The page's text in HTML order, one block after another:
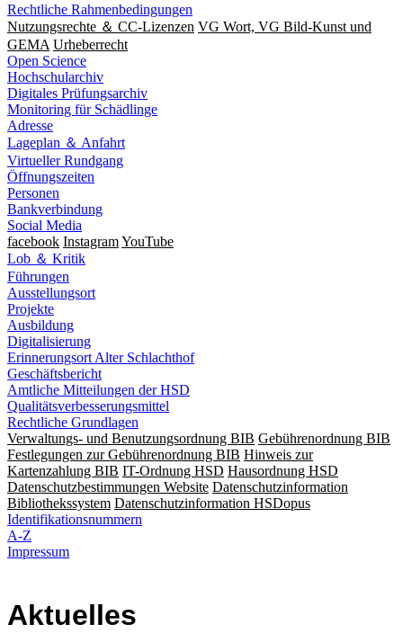
Rechtliche Rahmenbedingungen
Nutzungsrechte ＆ CC-Lizenzen VG Wort, VG Bild-Kunst und
GEMA Urheberrecht
Open Science
Hochschularchiv
Digitales Prüfungsarchiv
Monitoring für Schädlinge
Adresse
Lageplan ＆ Anfahrt
Virtueller Rundgang
Öffnungszeiten
Personen
Bankverbindung
Social Media
facebook InstagramYouTube
Lob ＆ Kritik
Führungen
Ausstellungsort
Projekte
Ausbildung
Digitalisierung
Erinnerungsort Alter Schlachthof
Geschäftsbericht
Amtliche Mitteilungen der HSD
Qualitätsverbesserungsmittel
Rechtliche Grundlagen
Verwaltungs- und Benutzungsordnung BIB Gebührenordnung BIB
Festlegungen zur Gebührenordnung BIB Hinweis zur
Kartenzahlung BIB IT-Ordnung HSD Hausordnung HSD
Datenschutzbestimmungen Website Datenschutzinformation
Bibliothekssystem Datenschutzinformation HSDopus
Identifikationsnummern
A-Z
Impressum
Aktuelles